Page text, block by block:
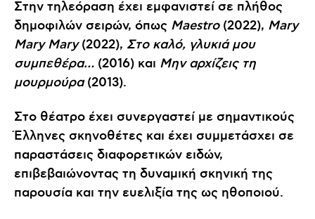
Στην τηλεόραση έχει εμφανιστεί σε πλήθος
δημοφιλών σειρών, όπως Maestro(2022), Mary
MaryMary(2022), Στο καλό, γλυκιά μου
συμπεθέρα… (2016) και Μην αρχίζεις τη
μουρμούρα(2013).
Στο θέατρο έχει συνεργαστεί με σημαντικούς
Έλληνες σκηνοθέτες και έχει συμμετάσχει σε
παραστάσεις διαφορετικών ειδών,
επιβεβαιώνοντας τη δυναμική σκηνική της
παρουσία και την ευελιξία της ως ηθοποιού.